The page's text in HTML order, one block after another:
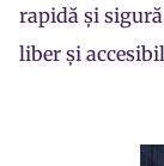
rapidă și
liber și